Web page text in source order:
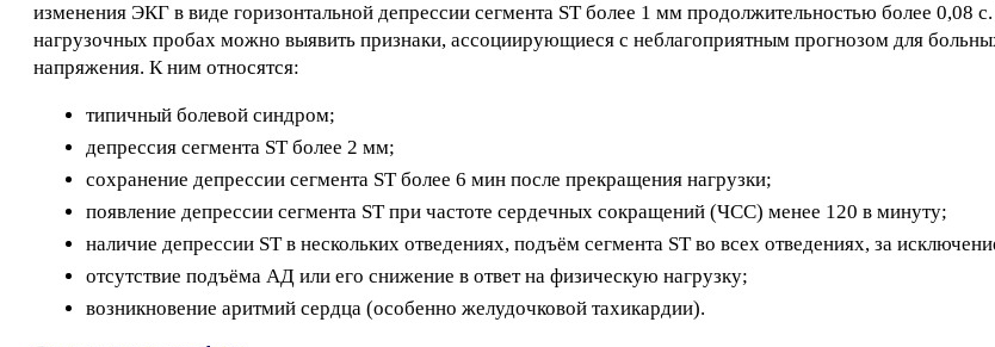
изменения ЭКГ в виде горизонтальной депрессии сегмента ST более 1 мм продолжительностью более 0,08
нагрузочных пробах можно выявить признаки, ассоциирующиеся с неблагоприятным прогнозом для
напряжения. К ним относятся:
типичный болевой синдром;
депрессия сегмента ST более 2 мм;
сохранение депрессии сегмента ST более 6 мин после прекращения нагрузки;
появление депрессии сегмента ST при частоте сердечных сокращений (ЧСС) менее 120 в минуту;
наличие депрессии ST в нескольких отведениях, подъём сегмента ST во всех отведениях, за
отсутствие подъёма АД или его снижение в ответ на физическую нагрузку;
возникновение аритмий сердца (особенно желудочковой тахикардии).